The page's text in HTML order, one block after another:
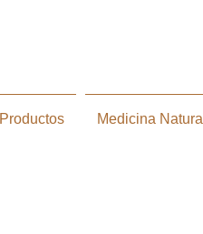
Productos Medicina Natural